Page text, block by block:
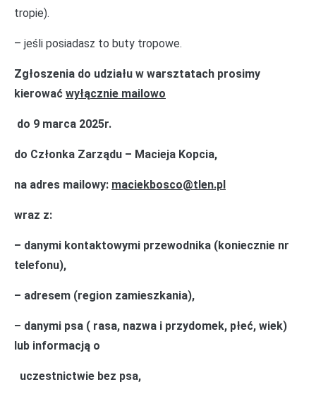
tropie).
– jeśli posiadasz to buty tropowe.
Zgłoszenia do udziału w warsztatach prosimy
kierować wyłącznie mailowo
do 9 marca 2025r.
do Członka Zarządu – Macieja Kopcia,
na adres mailowy: maciekbosco@tlen.pl
wraz z:
– danymi kontaktowymi przewodnika (koniecznie nr
telefonu),
– adresem (region zamieszkania),
– danymi psa ( rasa, nazwa i przydomek, płeć, wiek)
lub informacją o
uczestnictwie bez psa,